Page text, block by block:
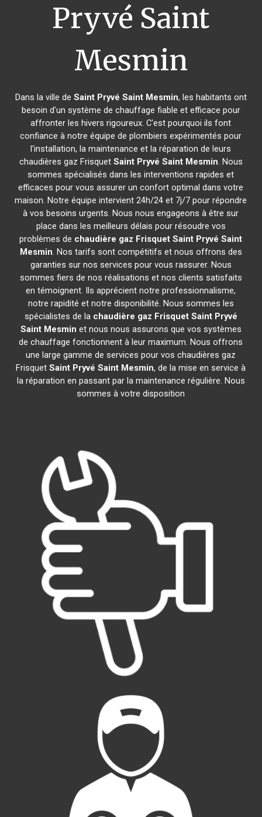
Pryvé Saint
Mesmin
Dans la ville de Saint Pryvé Saint Mesmin, les habitants ont
besoin d'un système de chauffage fiable et efficace pour
affronter les hivers rigoureux. C'est pourquoi ils font
confiance à notre équipe de plombiers expérimentés pour
l'installation, la maintenance et la réparation de leurs
chaudières gaz Frisquet Saint Pryvé Saint Mesmin. Nous
sommes spécialisés dans les interventions rapides et
efficaces pour vous assurer un confort optimal dans votre
maison. Notre équipe intervient 24h/24 et 7j/7 pour répondre
à vos besoins urgents. Nous nous engageons à être sur
place dans les meilleurs délais pour résoudre vos
problèmes de chaudière gaz Frisquet Saint Pryvé Saint
Mesmin. Nos tarifs sont compétitifs et nous offrons des
garanties sur nos services pour vous rassurer. Nous
sommes fiers de nos réalisations et nos clients satisfaits
en témoignent. Ils apprécient notre professionnalisme,
notre rapidité et notre disponibilité. Nous sommes les
spécialistes de la chaudière gaz Frisquet Saint Pryvé
Saint Mesmin et nous nous assurons que vos systèmes
de chauffage fonctionnent à leur maximum. Nous offrons
une large gamme de services pour vos chaudières gaz
FrisquetSaint Pryvé Saint Mesmin, de la mise en service à
la réparation en passant par la maintenance régulière. Nous
sommes à votre disposition